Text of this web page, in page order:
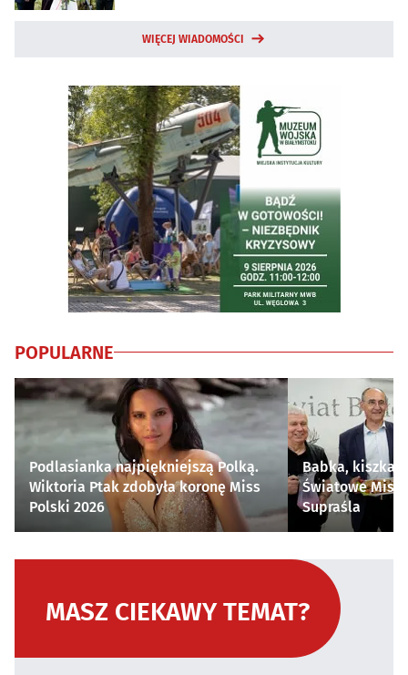
WIĘCEJ WIADOMOŚCI
POPULARNE
Podlasianka najpiękniejszą Polką.
Wiktoria Ptak zdobyła koronę Miss
Polski 2026
Babka, kiszka i
Światowe
Supraśla
MASZ CIEKAWY TEMAT?